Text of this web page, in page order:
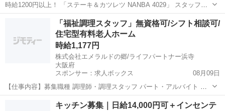
時給1200円以上！ 「ステーキ＆カツレツ NANBA 4029」 スタッフ募
集！ なんば駅から徒歩1分！ 週１～・1日3h～/Ｗワークもシフト相談
もok 髪型髪色自由でオシャレしながら働ける♪ ☆・。。・★...
大阪難波駅 飲食 スタッフ
「福祉調理スタッフ」無資格可/シフト相談可/
住宅型有料老人ホーム
時給1,177円
株式会社エメラルドの郷/ライフパートナー浜寺
大阪府
スポンサー：求人ボックス
08月09日
【仕事内容】募集職種 調理師・調理スタッフ パート・アルバイト 仕
事内容 調理 給与・手当 <給与> 時給1,177円 <手当> 交通費支給:実費
(上限あり) 交通費支給月額:30,000円 勤務時間 シフト制1早番:6:00～
アルバイト・パート
キッチン募集｜日給14,000円可＋インセンテ